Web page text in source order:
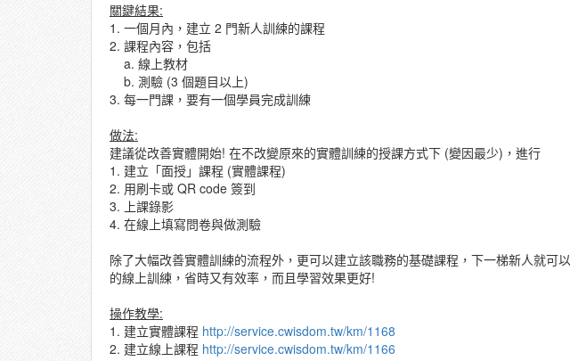
關鍵結果:
1. 一個月內，建立 2 門新人訓練的課程
2. 課程內容，包括
a. 線上教材
b. 測驗 (3 個題目以上)
3. 每一門課，要有一個學員完成訓練
做法:
建議從改善實體開始! 在不改變原來的實體訓練的授課方式下 (變因最少)，進行
1. 建立「面授」課程 (實體課程)
2. 用刷卡或 QR code 簽到
3. 上課錄影
4. 在線上填寫問卷與做測驗
除了大幅改善實體訓練的流程外，更可以建立該職務的基礎課程，下一梯新人就可
的線上訓練，省時又有效率，而且學習效果更好!
操作教學:
1. 建立實體課程 http://service.cwisdom.tw/km/1168
2. 建立線上課程 http://service.cwisdom.tw/km/1166